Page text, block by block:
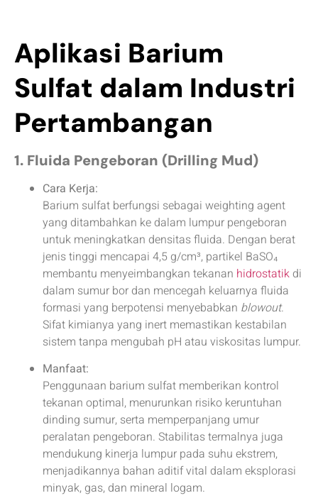
Aplikasi Barium
Sulfat dalam Industri
Pertambangan
1. Fluida Pengeboran (Drilling Mud)
Cara Kerja:
Barium sulfat berfungsi sebagai weighting agent
yang ditambahkan ke dalam lumpur pengeboran
untuk meningkatkan densitas fluida. Dengan berat
jenis tinggi mencapai 4,5 g/cm³, partikel BaSO₄
membantu menyeimbangkan tekanan hidrostatik di
dalam sumur bor dan mencegah keluarnya fluida
formasi yang berpotensi menyebabkan blowout.
Sifat kimianya yang inert memastikan kestabilan
sistem tanpa mengubah pH atau viskositas lumpur.
Manfaat:
Penggunaan barium sulfat memberikan kontrol
tekanan optimal, menurunkan risiko keruntuhan
dinding sumur, serta memperpanjang umur
peralatan pengeboran. Stabilitas termalnya juga
mendukung kinerja lumpur pada suhu ekstrem,
menjadikannya bahan aditif vital dalam eksplorasi
minyak, gas, dan mineral logam.